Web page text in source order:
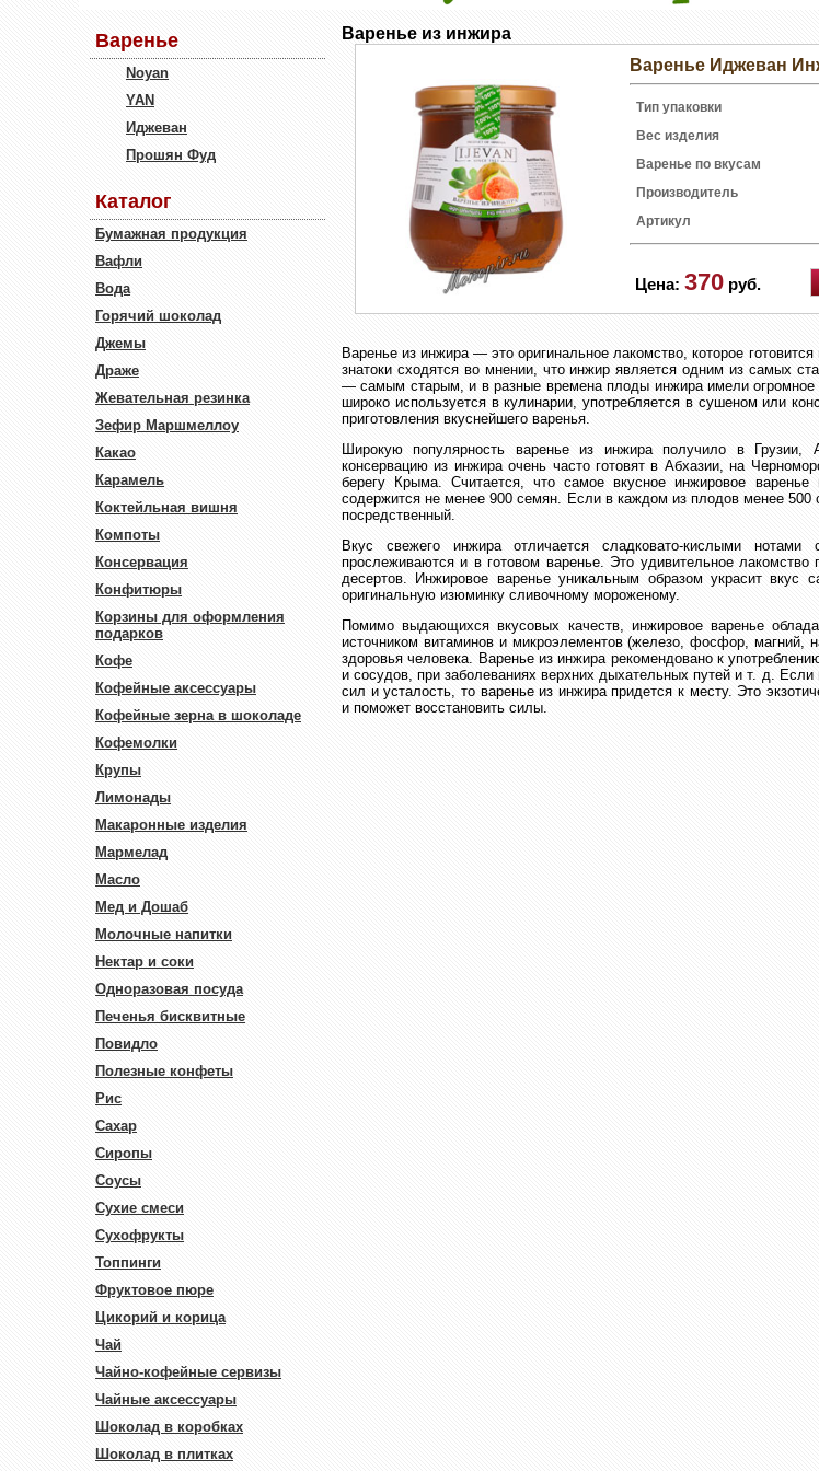
Варенье
Noyan
YAN
Иджеван
Прошян Фуд
Каталог
Бумажная продукция
Вафли
Вода
Горячий шоколад
Джемы
Драже
Жевательная резинка
Зефир Маршмеллоу
Какао
Карамель
Коктейльная вишня
Компоты
Консервация
Конфитюры
Корзины для оформления
подарков
Кофе
Кофейные аксессуары
Кофейные зерна в шоколаде
Кофемолки
Крупы
Лимонады
Макаронные изделия
Мармелад
Масло
Мед и Дошаб
Молочные напитки
Нектар и соки
Одноразовая посуда
Печенья бисквитные
Повидло
Полезные конфеты
Рис
Сахар
Сиропы
Соусы
Сухие смеси
Сухофрукты
Топпинги
Фруктовое пюре
Цикорий и корица
Чай
Чайно-кофейные сервизы
Чайные аксессуары
Шоколад в коробках
Шоколад в плитках
Варенье из инжира
Варенье Иджеван
Тип упаковки
Вес изделия
Варенье по вкусам
Производитель
Артикул
Цена: 370 руб.
Варенье из инжира — это оригинальное лакомство, которое
знатоки сходятся во мнении, что инжир является одним из самых
— самым старым, и в разные времена плоды инжира имели огромное
широко используется в кулинарии, употребляется в сушеном или
приготовления вкуснейшего варенья.
Широкую популярность варенье из инжира получило в
консервацию из инжира очень часто готовят в Абхазии, на
берегу Крыма. Считается, что самое вкусное инжировое
содержится не менее 900 семян. Если в каждом из плодов менее 500
посредственный.
Вкус свежего инжира отличается сладковато-кислыми нотами
прослеживаются и в готовом варенье. Это удивительное лакомство
десертов. Инжировое варенье уникальным образом украсит вкус
оригинальную изюминку сливочному мороженому.
Помимо выдающихся вкусовых качеств, инжировое варенье
источником витаминов и микроэлементов (железо, фосфор, магний,
здоровья человека. Варенье из инжира рекомендовано к
и сосудов, при заболеваниях верхних дыхательных путей и т. д.
сил и усталость, то варенье из инжира придется к месту. Это
и поможет восстановить силы.